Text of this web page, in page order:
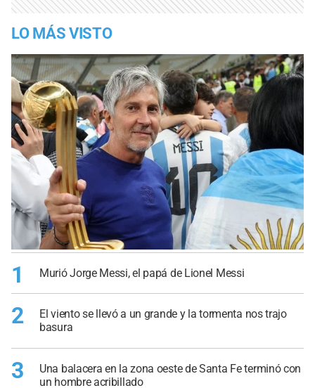
LO MÁS VISTO
1 Murió Jorge Messi, el papá de Lionel Messi
2
El viento se llevó a un grande y la tormenta nos trajo
basura
3
Una balacera en la zona oeste de Santa Fe terminó con
un hombre acribillado